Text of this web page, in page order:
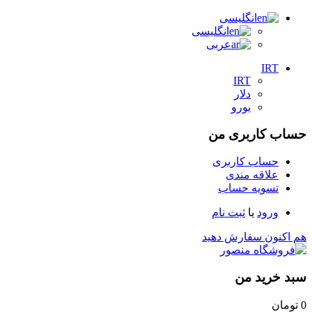
انگلیسی
انگلیسی
عربی
IRT
IRT
دلار
یورو
حساب کاربری من
حساب کاربری
علاقه مندی
تسویه حساب
ورود یا ثبت نام
هم اکنون سفارش دهید
سبد خرید من
0 تومان